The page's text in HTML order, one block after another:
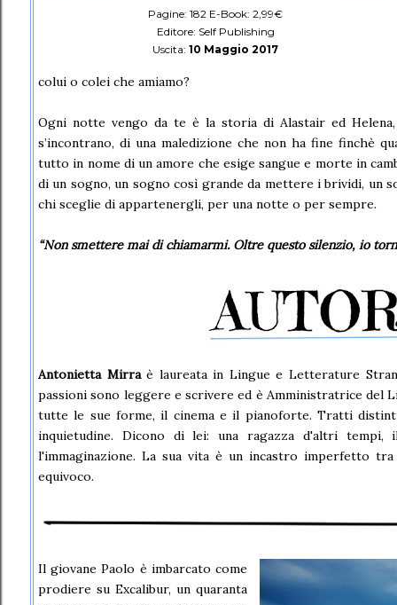
Pagine: 182 E-Book: 2,99€
Editore: Self Publishing
Uscita: 10 Maggio 2017
colui o colei che amiamo?
Ogni notte vengo da te è la storia di Alastair ed
s’incontrano, di una maledizione che non ha fine finchè
tutto in nome di un amore che esige sangue e morte in
di un sogno, un sogno così grande da mettere i brividi, un
chi sceglie di appartenergli, per una notte o per sempre.
“Non smettere mai di chiamarmi. Oltre questo silenzio, io
Antonietta Mirra è laureata in Lingue e Letterature
passioni sono leggere e scrivere ed è Amministratrice del
tutte le sue forme, il cinema e il pianoforte. Tratti
inquietudine. Dicono di lei: una ragazza d'altri
l'immaginazione. La sua vita è un incastro imperfetto
equivoco.
Il giovane Paolo è imbarcato come
prodiere su Excalibur, un quaranta